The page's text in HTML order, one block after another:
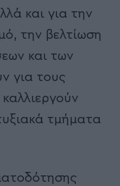
και για την
την βελτίωση
και των
για τους
τμήματα